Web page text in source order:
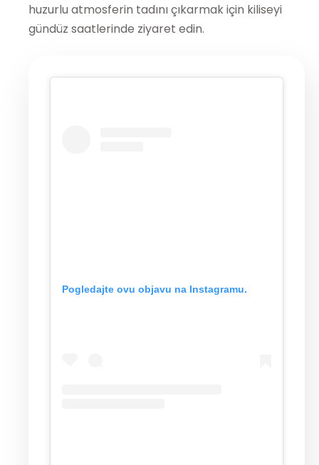
Pogledajte ovu objavu na Instagramu.
huzurlu atmosferin tadını çıkarmak için kiliseyi
gündüz saatlerinde ziyaret edin.